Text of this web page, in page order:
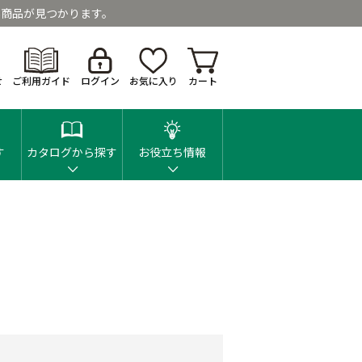
品が見つかります。
ご利用ガイド ログイン お気に入り カート
カタログから探す お役立ち情報